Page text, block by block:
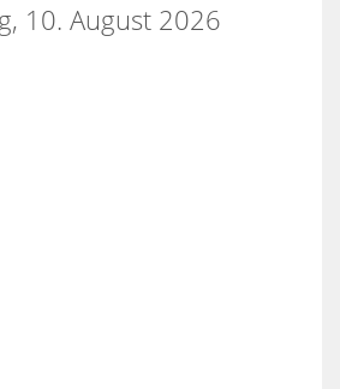
10. August 2026